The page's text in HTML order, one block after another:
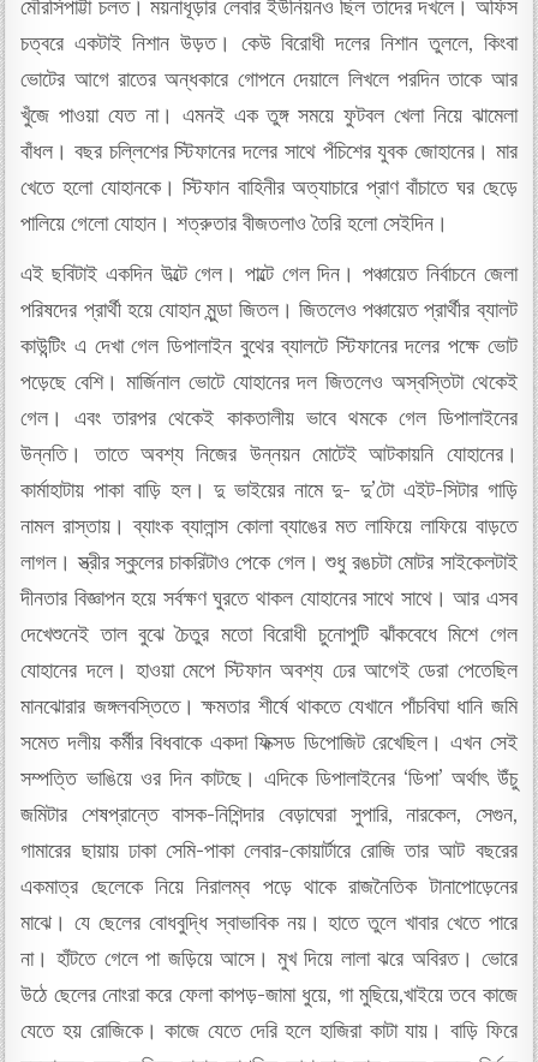
মৌরসিপাট্টা চলত। ময়নাধূড়ার লেবার ইউনিয়নও ছিল তাদের দখলে। অফিস
চত্বরে একটাই নিশান উড়ত। কেউ বিরোধী দলের নিশান তুললে, কিংবা
ভোটের আগে রাতের অন্ধকারে গোপনে দেয়ালে লিখলে পরদিন তাকে আর
খুঁজে পাওয়া যেত না। এমনই এক তুঙ্গ সময়ে ফুটবল খেলা নিয়ে ঝামেলা
বাঁধল। বছর চল্লিশের স্টিফানের দলের সাথে পঁচিশের যুবক জোহানের। মার
খেতে হলো যোহানকে। স্টিফান বাহিনীর অত্যাচারে প্রাণ বাঁচাতে ঘর ছেড়ে
পালিয়ে গেলো যোহান। শত্রুতার বীজতলাও তৈরি হলো সেইদিন।
এই ছবিটাই একদিন উল্টে গেল। পাল্টে গেল দিন। পঞ্চায়েত নির্বাচনে জেলা
পরিষদের প্রার্থী হয়ে যোহান মুন্ডা জিতল। জিতলেও পঞ্চায়েত প্রার্থীর ব্যালট
কাউন্টিং এ দেখা গেল ডিপালাইন বুথের ব্যালটে স্টিফানের দলের পক্ষে ভোট
পড়েছে বেশি। মার্জিনাল ভোটে যোহানের দল জিতলেও অস্বস্তিটা থেকেই
গেল। এবং তারপর থেকেই কাকতালীয় ভাবে থমকে গেল ডিপালাইনের
উন্নতি। তাতে অবশ্য নিজের উন্নয়ন মোটেই আটকায়নি যোহানের।
কার্মাহাটায় পাকা বাড়ি হল। দু ভাইয়ের নামে দু- দু’টো এইট-সিটার গাড়ি
নামল রাস্তায়। ব্যাংক ব্যালান্স কোলা ব্যাঙের মত লাফিয়ে লাফিয়ে বাড়তে
লাগল। স্ত্রীর স্কুলের চাকরিটাও পেকে গেল। শুধু রঙচটা মোটর সাইকেলটাই
দীনতার বিজ্ঞাপন হয়ে সর্বক্ষণ ঘুরতে থাকল যোহানের সাথে সাথে। আর এসব
দেখেশুনেই তাল বুঝে চৈতুর মতো বিরোধী চুনোপুটি ঝাঁকবেধে মিশে গেল
যোহানের দলে। হাওয়া মেপে স্টিফান অবশ্য ঢের আগেই ডেরা পেতেছিল
মানঝোরার জঙ্গলবস্তিতে। ক্ষমতার শীর্ষে থাকতে যেখানে পাঁচবিঘা ধানি জমি
সমেত দলীয় কর্মীর বিধবাকে একদা ফিক্সড ডিপোজিট রেখেছিল। এখন সেই
সম্পত্তি ভাঙিয়ে ওর দিন কাটছে। এদিকে ডিপালাইনের ‘ডিপা’ অর্থাৎ উঁচু
জমিটার শেষপ্রান্তে বাসক-নিশিন্দার বেড়াঘেরা সুপারি, নারকেল, সেগুন,
গামারের ছায়ায় ঢাকা সেমি-পাকা লেবার-কোয়ার্টারে রোজি তার আট বছরের
একমাত্র ছেলেকে নিয়ে নিরালম্ব পড়ে থাকে রাজনৈতিক টানাপোড়েনের
মাঝে। যে ছেলের বোধবুদ্ধি স্বাভাবিক নয়। হাতে তুলে খাবার খেতে পারে
না। হাঁটতে গেলে পা জড়িয়ে আসে। মুখ দিয়ে লালা ঝরে অবিরত। ভোরে
উঠে ছেলের নোংরা করে ফেলা কাপড়-জামা ধুয়ে, গা মুছিয়ে,খাইয়ে তবে কাজে
যেতে হয় রোজিকে। কাজে যেতে দেরি হলে হাজিরা কাটা যায়। বাড়ি ফিরে